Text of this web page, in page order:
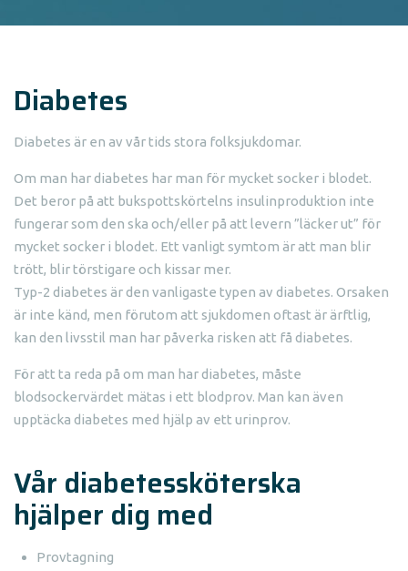
Diabetes
Diabetes är en av vår tids stora folksjukdomar.
Om man har diabetes har man för mycket socker i blodet.
Det beror på att bukspottskörtelns insulinproduktion inte
fungerar som den ska och/eller på att levern ”läcker ut” för
mycket socker i blodet. Ett vanligt symtom är att man blir
trött, blir törstigare och kissar mer.
Typ-2 diabetes är den vanligaste typen av diabetes. Orsaken
är inte känd, men förutom att sjukdomen oftast är ärftlig,
kan den livsstil man har påverka risken att få diabetes.
För att ta reda på om man har diabetes, måste
blodsockervärdet mätas i ett blodprov. Man kan även
upptäcka diabetes med hjälp av ett urinprov.
Vår diabetessköterska
hjälper dig med
Provtagning